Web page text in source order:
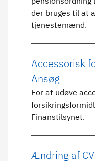
der bruges til at
tjenestemænd.
Accessorisk
Ansøg
For at udøve
Finanstilsynet.
Ændring af